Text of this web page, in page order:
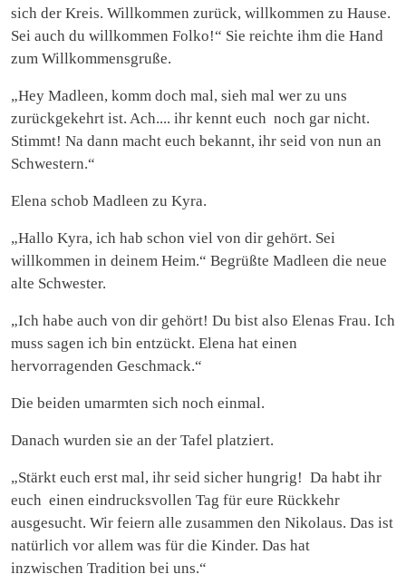
sich der Kreis. Willkommen zurück, willkommen zu Hause.
Sei auch du willkommen Folko!“ Sie reichte ihm die Hand
zum Willkommensgruße.
„Hey Madleen, komm doch mal, sieh mal wer zu uns
zurückgekehrt ist. Ach.... ihr kennt euch noch gar nicht.
Stimmt! Na dann macht euch bekannt, ihr seid von nun an
Schwestern.“
Elena schob Madleen zu Kyra.
„Hallo Kyra, ich hab schon viel von dir gehört. Sei
willkommen in deinem Heim.“ Begrüßte Madleen die neue
alte Schwester.
„Ich habe auch von dir gehört! Du bist also Elenas Frau. Ich
muss sagen ich bin entzückt. Elena hat einen
hervorragenden Geschmack.“
Die beiden umarmten sich noch einmal.
Danach wurden sie an der Tafel platziert.
„Stärkt euch erst mal, ihr seid sicher hungrig! Da habt ihr
euch einen eindrucksvollen Tag für eure Rückkehr
ausgesucht. Wir feiern alle zusammen den Nikolaus. Das ist
natürlich vor allem was für die Kinder. Das hat
inzwischen Tradition bei uns.“